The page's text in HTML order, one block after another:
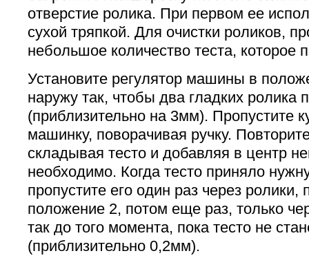
отверстие ролика. При первом ее
сухой тряпкой. Для очистки роликов,
небольшое количество теста, которое
Установите регулятор машины в
наружу так, чтобы два гладких ролика
(приблизительно на 3мм). Пропустите
машинку, поворачивая ручку.
складывая тесто и добавляя в центр
необходимо. Когда тесто приняло
пропустите его один раз через ролики,
положение 2, потом еще раз, только
так до того момента, пока тесто не
(приблизительно 0,2мм).